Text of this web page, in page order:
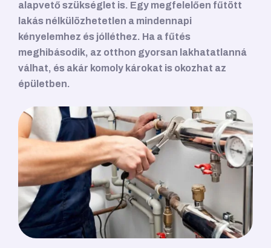
alapvető szükséglet is. Egy megfelelően fűtött
lakás nélkülözhetetlen a mindennapi
kényelemhez és jólléthez. Ha a fűtés
meghibásodik, az otthon gyorsan lakhatatlanná
válhat, és akár komoly károkat is okozhat az
épületben.